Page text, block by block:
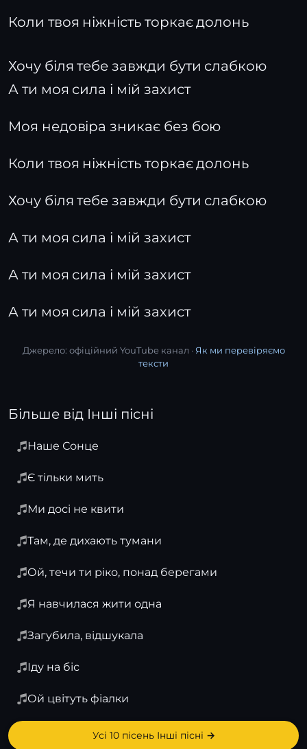
Коли твоя ніжність торкає долонь
Хочу біля тебе завжди бути слабкою
А ти моя сила і мій захист
Моя недовіра зникає без бою
Коли твоя ніжність торкає долонь
Хочу біля тебе завжди бути слабкою
А ти моя сила і мій захист
А ти моя сила і мій захист
А ти моя сила і мій захист
Джерело: офіційний YouTube канал · Як ми перевіряємо
тексти
Більше від Інші пісні
Наше Сонце
Є тільки мить
Ми досі не квити
Там, де дихають тумани
Ой, течи ти ріко, понад берегами
Я навчилася жити одна
Загубила, відшукала
Іду на біс
Ой цвітуть фіалки
Усі 10 пісень Інші пісні →